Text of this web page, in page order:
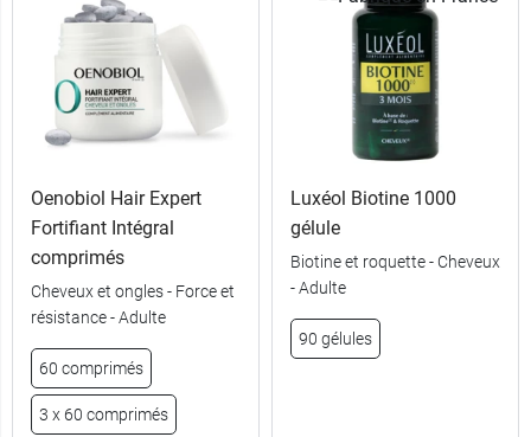
50
comprimés
Oenobiol Hair Expert
Fortifiant Intégral
comprimés
Cheveux et ongles - Force et
résistance - Adulte
60 comprimés
3 x 60 comprimés
Luxéol Biotine 1000
gélule
Biotine et roquette - Cheveux
- Adulte
90 gélules